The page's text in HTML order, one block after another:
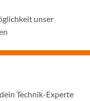
unser
Technik-Experte